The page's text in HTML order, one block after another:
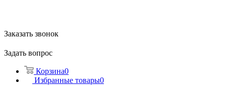
Заказать звонок
Задать вопрос
Корзина0
Избранные товары0